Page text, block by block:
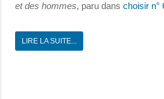
et des hommes, paru dans choisir n°
LIRE LA SUITE...